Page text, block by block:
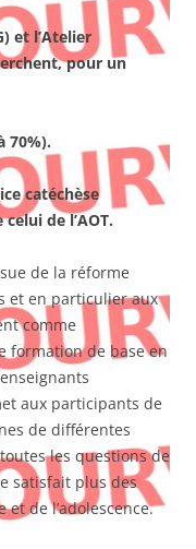
et l’Atelier
pour un
70%).
catéchèse
de l’AOT.
de la réforme
et en particulier aux
comme
formation de base en
aux participants de
de différentes
les questions de
satisfait plus des
et de l’adolescence.